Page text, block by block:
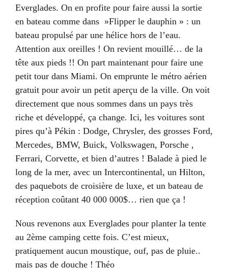
Everglades. On en profite pour faire aussi la sortie
en bateau comme dans »Flipper le dauphin » : un
bateau propulsé par une hélice hors de l’eau.
Attention aux oreilles ! On revient mouillé… de la
tête aux pieds !! On part maintenant pour faire une
petit tour dans Miami. On emprunte le métro aérien
gratuit pour avoir un petit aperçu de la ville. On voit
directement que nous sommes dans un pays très
riche et développé, ça change. Ici, les voitures sont
pires qu’à Pékin : Dodge, Chrysler, des grosses Ford,
Mercedes, BMW, Buick, Volkswagen, Porsche ,
Ferrari, Corvette, et bien d’autres ! Balade à pied le
long de la mer, avec un Intercontinental, un Hilton,
des paquebots de croisière de luxe, et un bateau de
réception coûtant 40 000 000$… rien que ça !
Nous revenons aux Everglades pour planter la tente
au 2ème camping cette fois. C’est mieux,
pratiquement aucun moustique, ouf, pas de pluie..
mais pas de douche ! Théo